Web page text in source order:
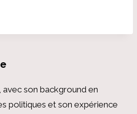
avec son background en
politiques et son expérience